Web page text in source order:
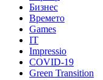
Бизнес
Времето
Games
IT
Impressio
COVID-19
Green Transition